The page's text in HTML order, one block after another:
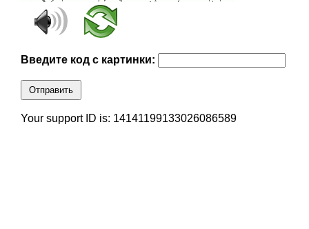
Введите код с картинки:
Отправить
Your support ID is: 14141199133026086589